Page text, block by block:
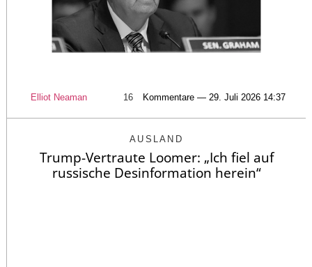
Elliot Neaman 16 Kommentare — 29. Juli 2026 14:37
AUSLAND
Trump-Vertraute Loomer: „Ich fiel auf
russische Desinformation herein“